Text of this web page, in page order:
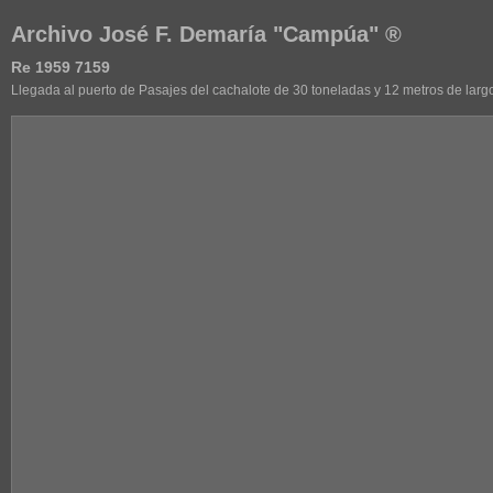
Archivo José F. Demaría "Campúa" ®
Re 1959 7159
Llegada al puerto de Pasajes del cachalote de 30 toneladas y 12 metros de